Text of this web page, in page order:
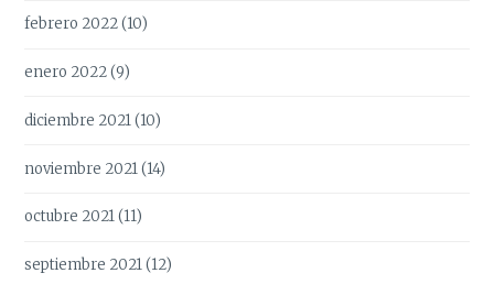
febrero 2022(10)
enero 2022(9)
diciembre 2021(10)
noviembre 2021(14)
octubre 2021(11)
septiembre 2021(12)